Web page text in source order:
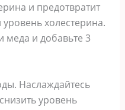
и предотвратит
холестерина.
меда и добавьте 3
Наслаждайтесь
уровень